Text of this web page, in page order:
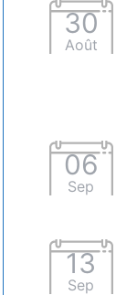
30
Août
06
Sep
13
Sep